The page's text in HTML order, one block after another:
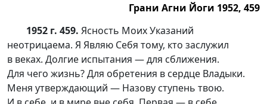
Грани Агни Йоги 1952, 459
1952 г. 459. Ясность Моих Указаний
неотрицаема. Я Являю Себя тому, кто заслужил
в веках. Долгие испытания — для сближения.
Для чего жизнь? Для обретения в сердце Владыки.
Меня утверждающий — Назову ступень твою.